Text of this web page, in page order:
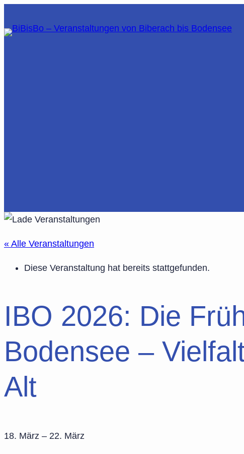
« Alle Veranstaltungen
Diese Veranstaltung hat bereits stattgefunden.
IBO 2026: Die
Bodensee –
Alt
18. März – 22. März